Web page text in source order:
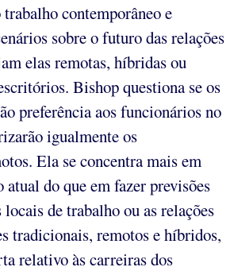
contemporâneo e
sobre o futuro das relações
elas remotas, híbridas ou
Bishop questiona se os
preferência aos funcionários no
igualmente os
Ela se concentra mais em
atual do que em fazer previsões
de trabalho ou as relações
tradicionais, remotos e híbridos,
relativo às carreiras dos